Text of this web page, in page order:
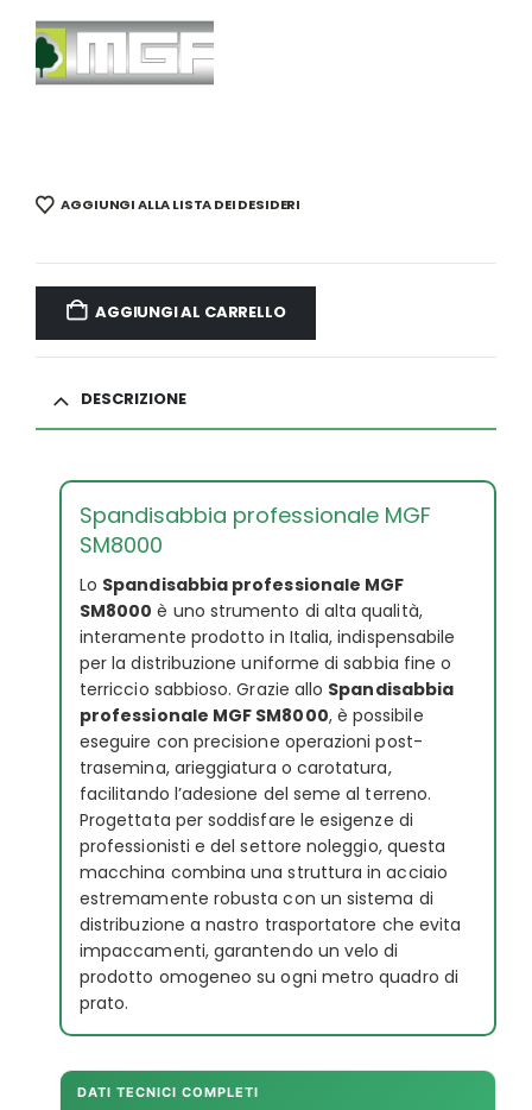
AGGIUNGI ALLA LISTA DEI DESIDERI
AGGIUNGI AL CARRELLO
DESCRIZIONE
Spandisabbia professionale MGF
SM8000
Lo Spandisabbia professionale MGF
SM8000 è uno strumento di alta qualità,
interamente prodotto in Italia, indispensabile
per la distribuzione uniforme di sabbia fine o
terriccio sabbioso. Grazie allo Spandisabbia
professionale MGF SM8000, è possibile
eseguire con precisione operazioni post-
trasemina, arieggiatura o carotatura,
facilitando l’adesione del seme al terreno.
Progettata per soddisfare le esigenze di
professionisti e del settore noleggio, questa
macchina combina una struttura in acciaio
estremamente robusta con un sistema di
distribuzione a nastro trasportatore che evita
impaccamenti, garantendo un velo di
prodotto omogeneo su ogni metro quadro di
prato.
DATI TECNICI COMPLETI